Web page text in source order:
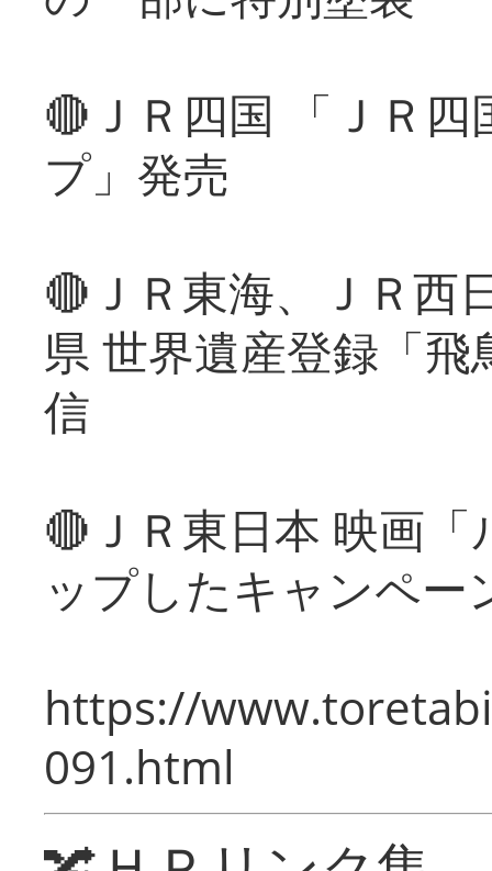
🔴ＪＲ四国 「ＪＲ
プ」発売
🔴ＪＲ東海、ＪＲ西
県 世界遺産登録「
信
🔴ＪＲ東日本 映画
ップしたキャンペー
https://
091.html